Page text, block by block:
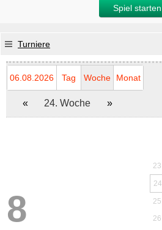
Spiel starten
Turniere
06.08.2026 Tag Woche Monat
« 24. Woche »
8
23
24
25
26